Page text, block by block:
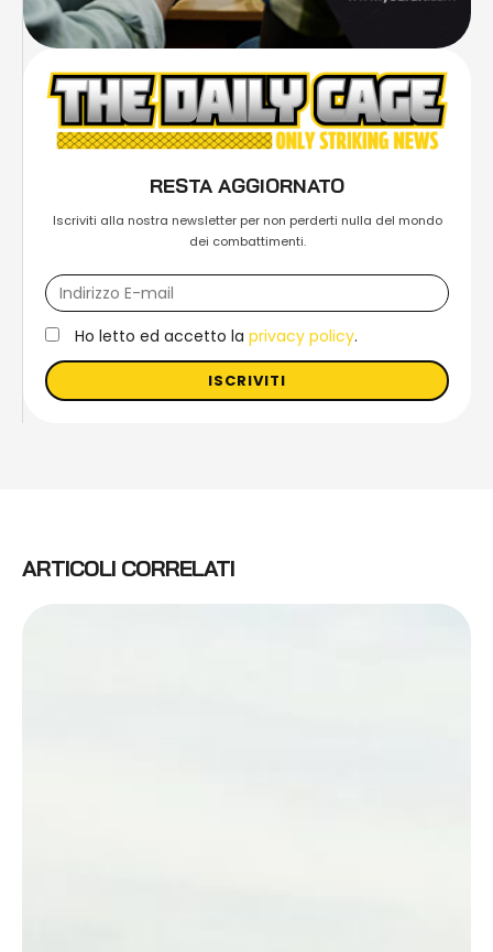
RESTA AGGIORNATO
Iscriviti alla nostra newsletter per non perderti nulla del mondo
dei combattimenti.
Ho letto ed accetto la privacy policy.
ISCRIVITI
ARTICOLI CORRELATI